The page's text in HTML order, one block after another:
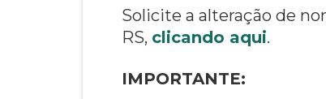
Solicite a alteração de
RS, clicando aqui.
IMPORTANTE: